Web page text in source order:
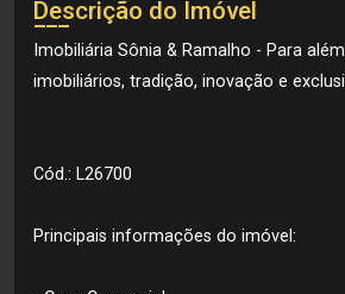
Descrição do Imóvel
Imobiliária Sônia & Ramalho - Para
imobiliários, tradição, inovação e
Cód.: L26700
Principais informações do imóvel: